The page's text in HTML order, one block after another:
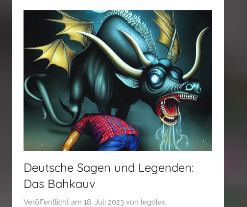
Deutsche Sagen und Legenden:
Das Bahkauv
Veröffentlicht am 18. Juli 2023 von legolas